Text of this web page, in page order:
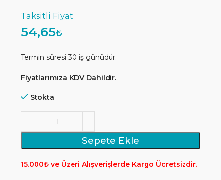
54,65₺
Termin süresi 30 iş günüdür.
Fiyatlarımıza KDV Dahildir.
Stokta
Sepete Ekle
15.000₺ ve Üzeri Alışverişlerde Kargo Ücretsizdir.